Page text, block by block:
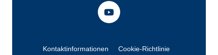
Kontaktinformationen
Cookie-Richtlinie